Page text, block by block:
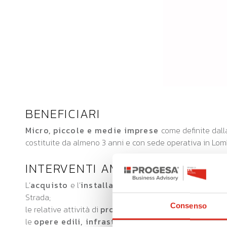
Consenso
BENEFICIARI
Micro, piccole e medie imprese come definite
costituite da almeno 3 anni e con sede operativa in
INTERVENTI AMMISSIBILI
L’acquisto e l’installazione sul territorio
Strada;
le relative attività di progettazione
, fino ad un
le opere edili, infrastrutturali e di